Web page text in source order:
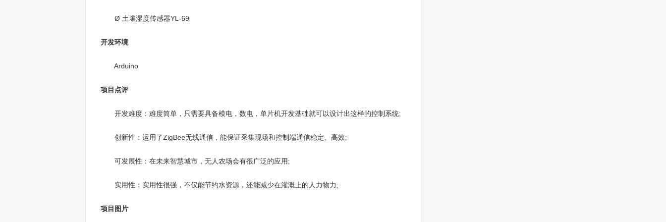
Ø 土壤湿度传感器YL-69
开发环境
Arduino
项目点评
开发难度：难度简单，只需要具备模电，数电，单片机开发基础就可以设计出这样的控制系统;
创新性：运用了ZigBee无线通信，能保证采集现场和控制端通信稳定、高效;
可发展性：在未来智慧城市，无人农场会有很广泛的应用;
实用性：实用性很强，不仅能节约水资源，还能减少在灌溉上的人力物力;
项目图片